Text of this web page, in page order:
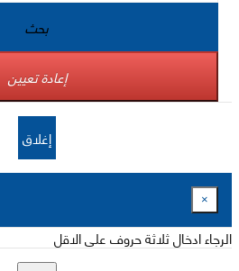
بحث
إعادة تعيين
إغلاق
×
الرجاء ادخال ثلاثة حروف على الاقل